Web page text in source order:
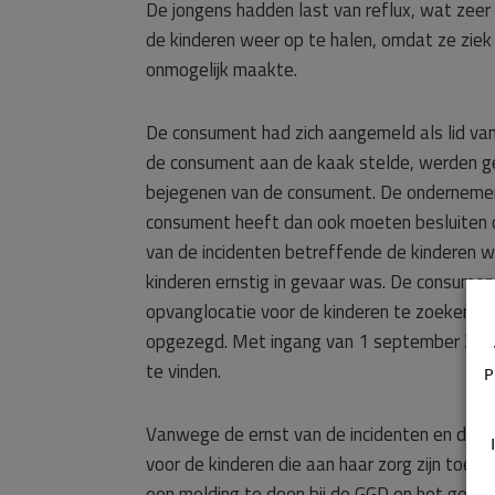
De jongens hadden last van reflux, wat
de kinderen weer op te halen, omdat ze
onmogelijk maakte.
De consument had zich aangemeld als lid
de consument aan de kaak stelde,
bejegenen van de consument. De
consument heeft dan ook moeten
van de incidenten betreffende de kinderen
kinderen ernstig in gevaar was. De
opvanglocatie voor de kinderen te zoeken
opgezegd. Met ingang van 1 september
te vinden.
Vanwege de ernst van de incidenten en de
voor de kinderen die aan haar zorg zijn